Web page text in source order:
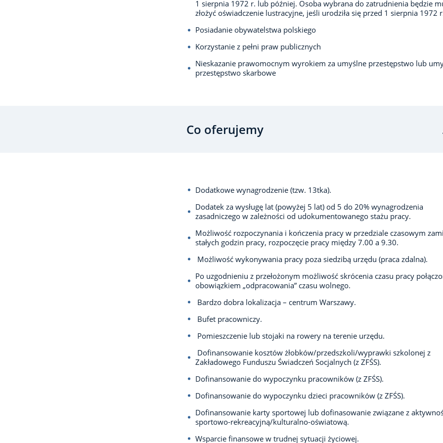
1 sierpnia 1972 r. lub później. Osoba wybrana do zatrudnienia będzie
złożyć oświadczenie lustracyjne, jeśli urodziła się przed 1 sierpnia 1972
Posiadanie obywatelstwa polskiego
Korzystanie z pełni praw publicznych
Nieskazanie prawomocnym wyrokiem za umyślne przestępstwo lub
przestępstwo skarbowe
Co oferujemy
Dodatkowe wynagrodzenie (tzw. 13tka).
Dodatek za wysługę lat (powyżej 5 lat) od 5 do 20% wynagrodzenia
zasadniczego w zależności od udokumentowanego stażu pracy.
Możliwość rozpoczynania i kończenia pracy w przedziale czasowym
stałych godzin pracy, rozpoczęcie pracy między 7.00 a 9.30.
Możliwość wykonywania pracy poza siedzibą urzędu (praca zdalna).
Po uzgodnieniu z przełożonym możliwość skrócenia czasu pracy
obowiązkiem „odpracowania” czasu wolnego.
Bardzo dobra lokalizacja – centrum Warszawy.
Bufet pracowniczy.
Pomieszczenie lub stojaki na rowery na terenie urzędu.
Dofinansowanie kosztów żłobków/przedszkoli/wyprawki szkolonej z
Zakładowego Funduszu Świadczeń Socjalnych (z ZFŚS).
Dofinansowanie do wypoczynku pracowników (z ZFŚS).
Dofinansowanie do wypoczynku dzieci pracowników (z ZFŚS).
Dofinansowanie karty sportowej lub dofinasowanie związane z
sportowo-rekreacyjną/kulturalno-oświatową.
Wsparcie finansowe w trudnej sytuacji życiowej.